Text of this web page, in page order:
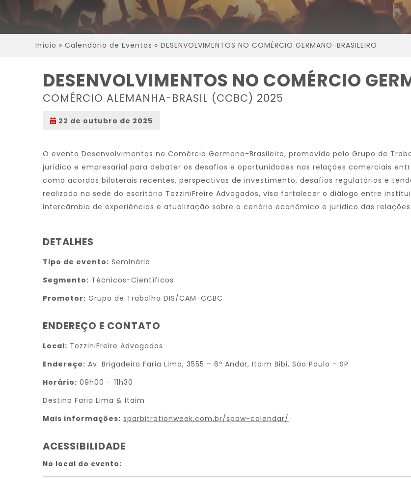
Início » Calendário de Eventos » DESENVOLVIMENTOS NO COMÉRCIO GERMANO-BRASILEIRO
DESENVOLVIMENTOS NO COMÉRCIO
COMÉRCIO ALEMANHA-BRASIL (CCBC) 2025
22 de outubro de 2025
O evento Desenvolvimentos no Comércio Germano-Brasileiro, promovido pelo Grupo de
jurídico e empresarial para debater os desafios e oportunidades nas relações comerciais
como acordos bilaterais recentes, perspectivas de investimento, desafios regulatórios e
realizado na sede do escritório TozziniFreire Advogados, visa fortalecer o diálogo entre
intercâmbio de experiências e atualização sobre o cenário econômico e jurídico das
DETALHES
Tipo de evento: Seminário
Segmento: Técnicos-Científicos
Promotor: Grupo de Trabalho DIS/CAM-CCBC
ENDEREÇO E CONTATO
Local: TozziniFreire Advogados
Endereço: Av. Brigadeiro Faria Lima, 3555 – 6º Andar, Itaim Bibi, São Paulo – SP
Horário: 09h00 – 11h30
Destino Faria Lima & Itaim
Mais informações: sparbitrationweek.com.br/spaw-calendar/
ACESSIBILIDADE
No local do evento: